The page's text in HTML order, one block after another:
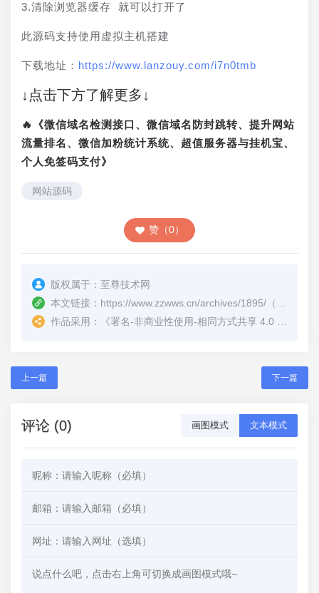
3.清除浏览器缓存 就可以打开了
此源码支持使用虚拟主机搭建
下载地址： https://www.lanzouy.com/i7n0tmb
↓点击下方了解更多↓
🔥《微信域名检测接口、微信域名防封跳转、提升网站
流量排名、微信加粉统计系统、超值服务器与挂机宝、
个人免签码支付》
网站源码
赞（0）
版权属于： 至尊技术网
本文链接： https://www.zzwws.cn/archives/1895/ （转载时请注明本文出处及文章链接）
作品采用：
《署名-非商业性使用-相同方式共享 4.0 国际 (CC BY-NC-SA 4.0)
上一篇 下一篇
评论 (0) 画图模式 文本模式